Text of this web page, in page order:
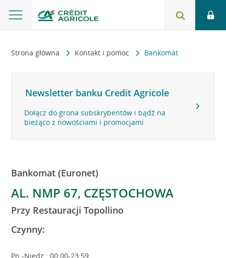
Strona główna Kontakt i pomoc Bankomat
Newsletter banku Credit Agricole
Dołącz do grona subskrybentów i bądź na
bieżąco z nowościami i promocjami
Bankomat (Euronet)
AL. NMP 67, CZĘSTOCHOWA
Przy Restauracji Topollino
Czynny:
Pn.-Niedz.: 00:00-23:59